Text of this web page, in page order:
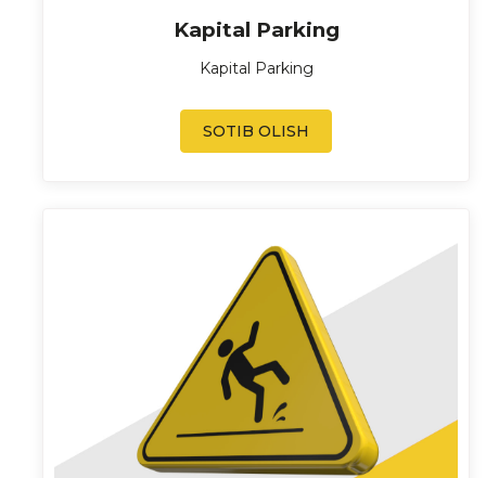
Kapital Parking
Kapital Parking
SOTIB OLISH